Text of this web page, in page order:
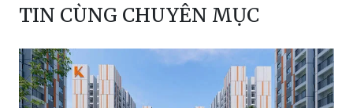
TIN CÙNG CHUYÊN MỤC